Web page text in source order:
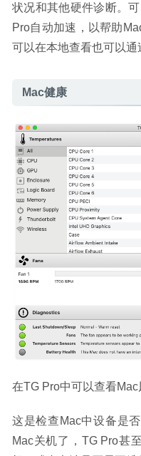
状况和其他硬件诊断。
Pro自动加速，以帮助
可以在本地查看也可以通
Mac健康
在TG Pro中可以查看Mac
这是检查Mac中设备是
Mac关机了，TG Pro甚